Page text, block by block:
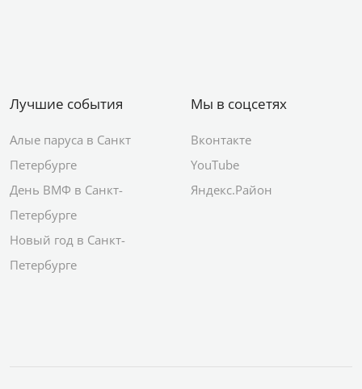
Лучшие события
Алые паруса в Санкт
Петербурге
День ВМФ в Санкт-
Петербурге
Новый год в Санкт-
Петербурге
Мы в соцсетях
Вконтакте
YouTube
Яндекс.Район